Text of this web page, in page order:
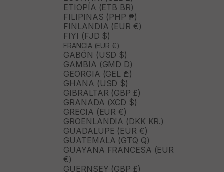
ETIOPÍA (ETB BR)
FILIPINAS (PHP ₱)
FINLANDIA (EUR €)
FIYI (FJD $)
FRANCIA (EUR €)
GABÓN (USD $)
GAMBIA (GMD D)
GEORGIA (GEL ₾)
GHANA (USD $)
GIBRALTAR (GBP £)
GRANADA (XCD $)
GRECIA (EUR €)
GROENLANDIA (DKK KR.)
GUADALUPE (EUR €)
GUATEMALA (GTQ Q)
GUAYANA FRANCESA (EUR
€)
GUERNSEY (GBP £)